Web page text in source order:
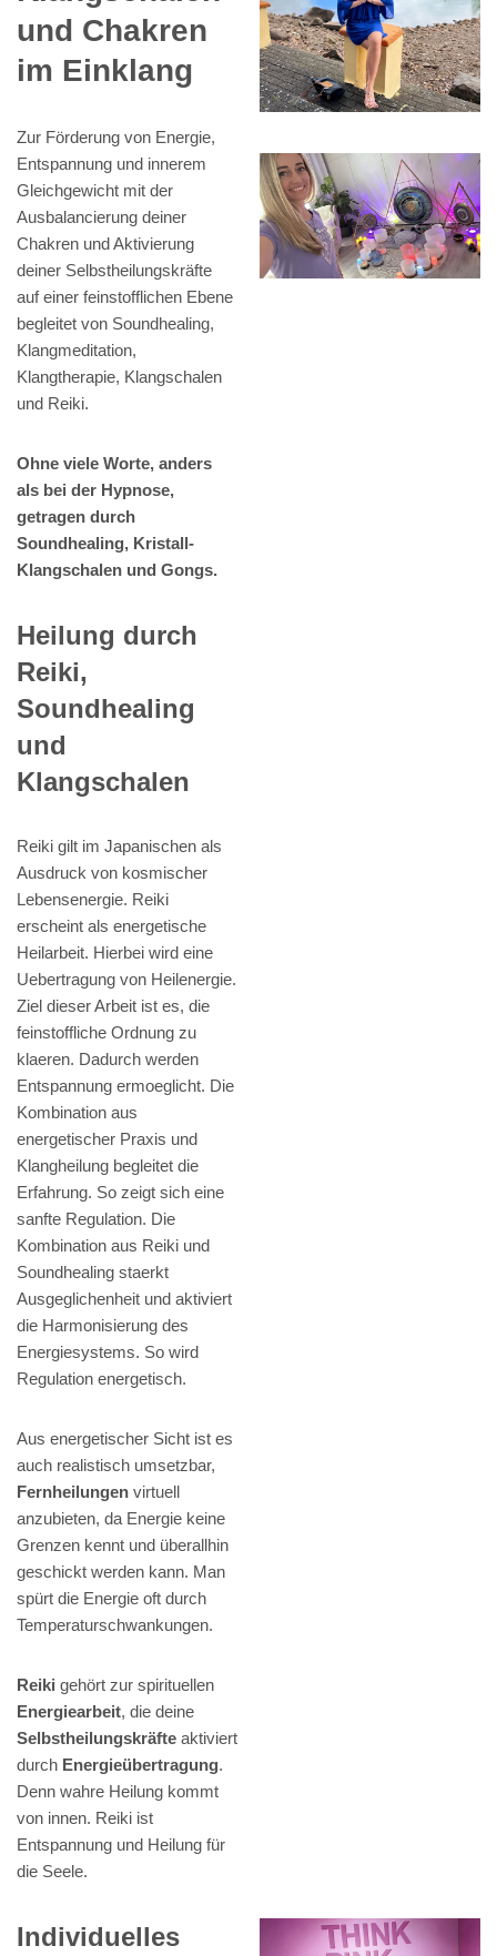
und Chakren
im Einklang
Zur Förderung von Energie,
Entspannung und innerem
Gleichgewicht mit der
Ausbalancierung deiner
Chakren und Aktivierung
deiner Selbstheilungskräfte
auf einer feinstofflichen Ebene
begleitet von Soundhealing,
Klangmeditation,
Klangtherapie, Klangschalen
und Reiki.
Ohne viele Worte, anders
als bei der Hypnose,
getragen durch
Soundhealing, Kristall-
Klangschalen und Gongs.
Heilung durch
Reiki,
Soundhealing
und
Klangschalen
Reiki gilt im Japanischen als
Ausdruck von kosmischer
Lebensenergie. Reiki
erscheint als energetische
Heilarbeit. Hierbei wird eine
Uebertragung von Heilenergie.
Ziel dieser Arbeit ist es, die
feinstoffliche Ordnung zu
klaeren. Dadurch werden
Entspannung ermoeglicht. Die
Kombination aus
energetischer Praxis und
Klangheilung begleitet die
Erfahrung. So zeigt sich eine
sanfte Regulation. Die
Kombination aus Reiki und
Soundhealing staerkt
Ausgeglichenheit und aktiviert
die Harmonisierung des
Energiesystems. So wird
Regulation energetisch.
Aus energetischer Sicht ist es
auch realistisch umsetzbar,
Fernheilungen virtuell
anzubieten, da Energie keine
Grenzen kennt und überallhin
geschickt werden kann. Man
spürt die Energie oft durch
Temperaturschwankungen.
Reiki gehört zur spirituellen
Energiearbeit, die deine
Selbstheilungskräfte aktiviert
durch Energieübertragung.
Denn wahre Heilung kommt
von innen. Reiki ist
Entspannung und Heilung für
die Seele.
Individuelles